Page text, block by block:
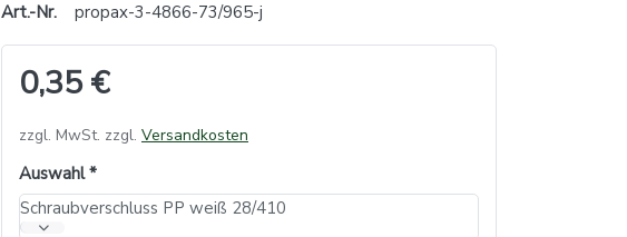
Art.-Nr.
propax-3-4866-73/965-j
0,35 €
zzgl. MwSt. zzgl. Versandkosten
Auswahl
Schraubverschluss PP weiß 28/410